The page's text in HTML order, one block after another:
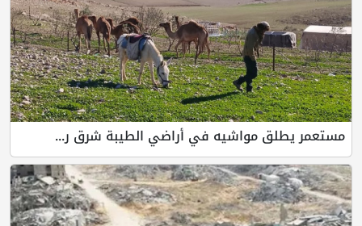
مستعمر يطلق مواشيه في أراضي الطيبة شرق ر...